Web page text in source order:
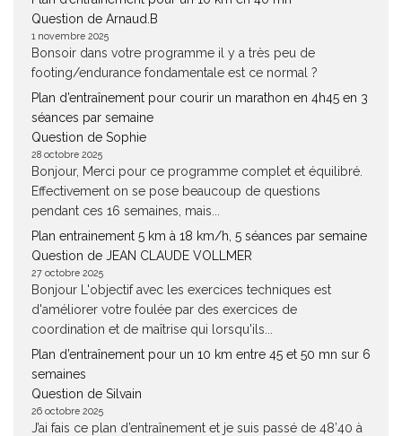
Question de Arnaud.B
1 novembre 2025
Bonsoir dans votre programme il y a très peu de
footing/endurance fondamentale est ce normal ?
Plan d’entraînement pour courir un marathon en 4h45 en 3
séances par semaine
Question de Sophie
28 octobre 2025
Bonjour, Merci pour ce programme complet et équilibré.
Effectivement on se pose beaucoup de questions
pendant ces 16 semaines, mais...
Plan entrainement 5 km à 18 km/h, 5 séances par semaine
Question de JEAN CLAUDE VOLLMER
27 octobre 2025
Bonjour L'objectif avec les exercices techniques est
d'améliorer votre foulée par des exercices de
coordination et de maîtrise qui lorsqu'ils...
Plan d’entraînement pour un 10 km entre 45 et 50 mn sur 6
semaines
Question de Silvain
26 octobre 2025
J’ai fais ce plan d’entraînement et je suis passé de 48’40 à